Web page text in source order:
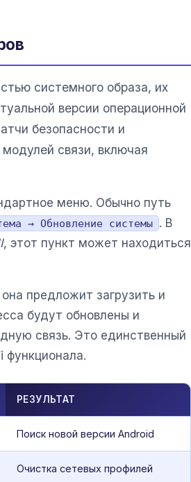
системного образа, их
версии операционной
безопасности и
связи, включая
меню. Обычно путь
→ Обновление системы . В
, этот пункт может находиться
предложит загрузить и
будут обновлены и
связь. Это единственный
функционала.
РЕЗУЛЬТАТ
Поиск новой версии Android
Очистка сетевых профилей